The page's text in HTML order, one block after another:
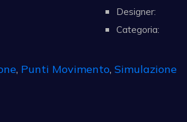
Designer:
Categoria:
, Punti Movimento, Simulazione